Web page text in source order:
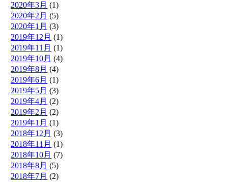
2020年3月 (1)
2020年2月 (5)
2020年1月 (3)
2019年12月 (1)
2019年11月 (1)
2019年10月 (4)
2019年8月 (4)
2019年6月 (1)
2019年5月 (3)
2019年4月 (2)
2019年2月 (2)
2019年1月 (1)
2018年12月 (3)
2018年11月 (1)
2018年10月 (7)
2018年8月 (5)
2018年7月 (2)